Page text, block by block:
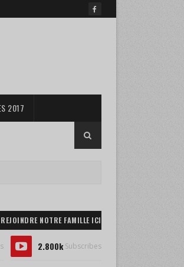
2017
REJOINDRE NOTRE FAMILLE ICI :)
2.800k Subscribes